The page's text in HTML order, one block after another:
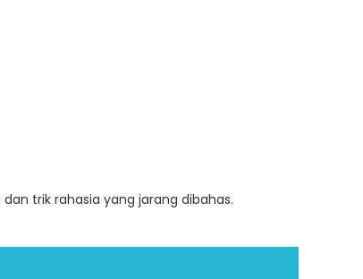
trik rahasia yang jarang dibahas.